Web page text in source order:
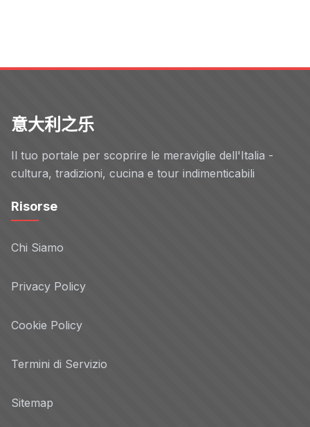
意大利之乐
Il tuo portale per scoprire le meraviglie dell'Italia -
cultura, tradizioni, cucina e tour indimenticabili
Risorse
Chi Siamo
Privacy Policy
Cookie Policy
Termini di Servizio
Sitemap